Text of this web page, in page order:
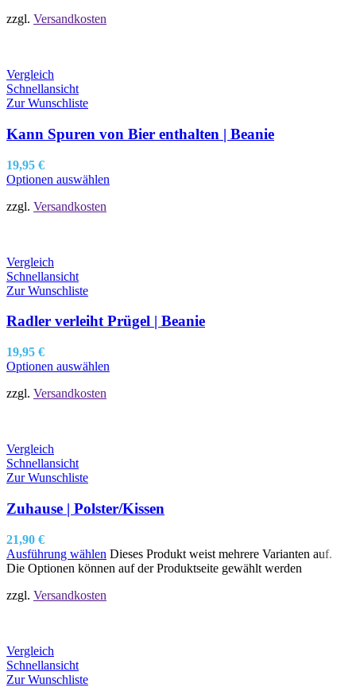
zzgl. Versandkosten
Vergleich
Schnellansicht
Zur Wunschliste
Kann Spuren von Bier enthalten | Beanie
19,95 €
Optionen auswählen
zzgl. Versandkosten
Vergleich
Schnellansicht
Zur Wunschliste
Radler verleiht Prügel | Beanie
19,95 €
Optionen auswählen
zzgl. Versandkosten
Vergleich
Schnellansicht
Zur Wunschliste
Zuhause | Polster/Kissen
21,90 €
Ausführung wählen Dieses Produkt weist mehrere Varianten auf.
Die Optionen können auf der Produktseite gewählt werden
zzgl. Versandkosten
Vergleich
Schnellansicht
Zur Wunschliste